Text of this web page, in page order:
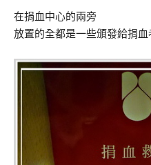
在捐血中心的兩旁
放置的全都是一些頒發給捐血